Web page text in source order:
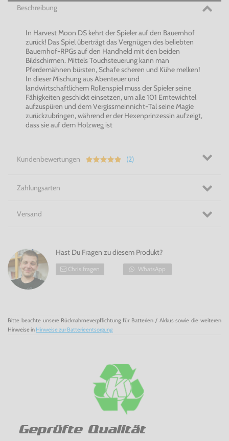
Beschreibung
In Harvest Moon DS kehrt der Spieler auf den Bauernhof
zurück! Das Spiel überträgt das Vergnügen des beliebten
Bauernhof-RPGs auf den Handheld mit den beiden
Bildschirmen. Mittels Touchsteuerung kann man
Pferdemähnen bürsten, Schafe scheren und Kühe melken!
In dieser Mischung aus Abenteuer und
landwirtschaftlichem Rollenspiel muss der Spieler seine
Fähigkeiten geschickt einsetzen, um alle 101 Erntewichtel
aufzuspüren und dem Vergissmeinnicht-Tal seine Magie
zurückzubringen, während er der Hexenprinzessin aufzeigt,
dass sie auf dem Holzweg ist
Kundenbewertungen (2)
Zahlungsarten
Versand
Hast Du Fragen zu diesem Produkt?
Chris fragen WhatsApp
Bitte beachte unsere Rücknahmeverpflichtung für Batterien / Akkus sowie die weiteren
Hinweise in Hinweise zur Batterieentsorgung
Geprüfte Qualität